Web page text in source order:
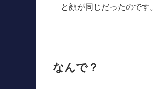
と顔が同じだったのです。
なんで？